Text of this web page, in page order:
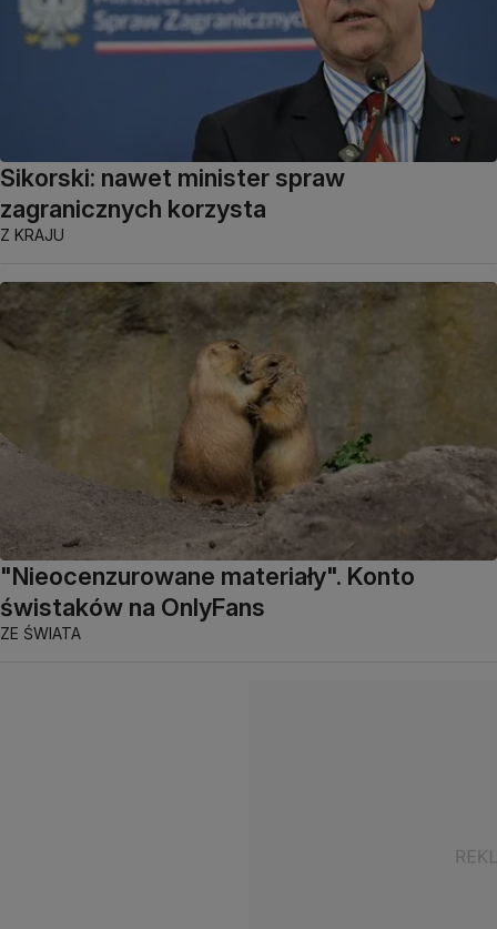
Sikorski: nawet minister spraw
zagranicznych korzysta
Z KRAJU
"Nieocenzurowane materiały". Konto
świstaków na OnlyFans
ZE ŚWIATA